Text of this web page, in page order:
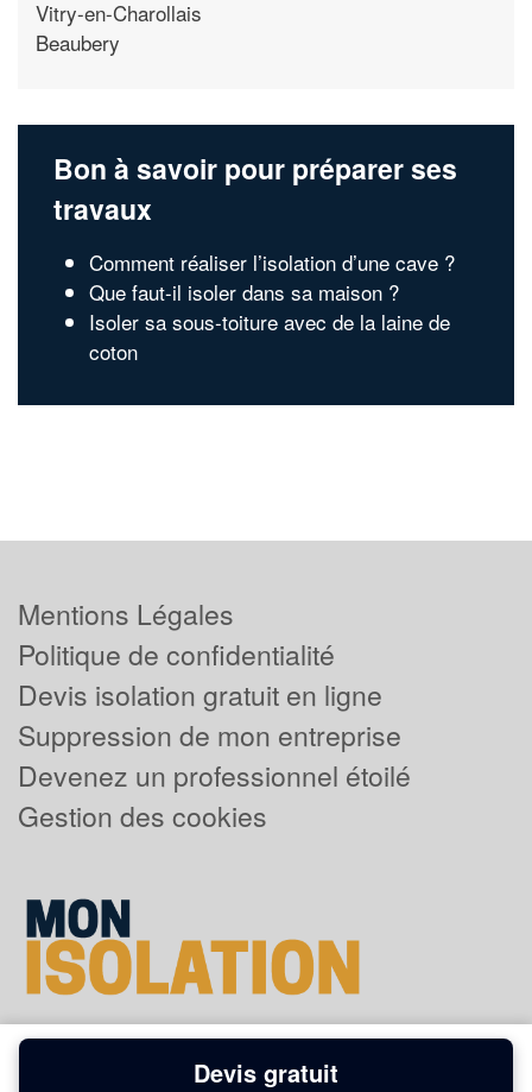
Vitry-en-Charollais
Beaubery
Bon à savoir pour préparer ses
travaux
Comment réaliser l’isolation d’une cave ?
Que faut-il isoler dans sa maison ?
Isoler sa sous-toiture avec de la laine de
coton
Mentions Légales
Politique de confidentialité
Devis isolation gratuit en ligne
Suppression de mon entreprise
Devenez un professionnel étoilé
Gestion des cookies
Devis gratuit